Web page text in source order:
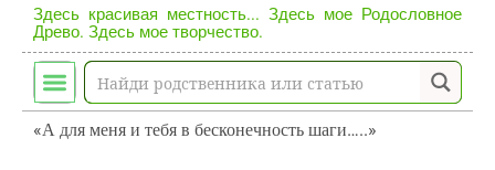
Здесь красивая местность... Здесь мое Родословное
Древо. Здесь мое творчество.
«А для меня и тебя в бесконечность шаги…..»